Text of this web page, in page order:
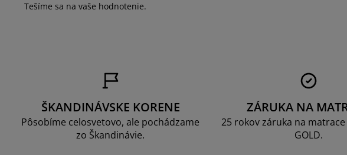
Tešíme sa na vaše hodnotenie.
ŠKANDINÁVSKE KORENE
Pôsobíme celosvetovo, ale pochádzame
zo Škandinávie.
ZÁRUKA NA
25 rokov záruka na
GOLD.